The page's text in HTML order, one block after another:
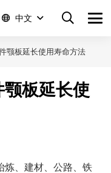
中文
颚板延长使用寿命方法
板延长使
炼、建材、公路、铁